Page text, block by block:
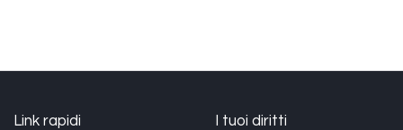
Link rapidi I tuoi diritti